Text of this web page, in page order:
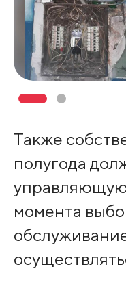
Также
полугода
момента